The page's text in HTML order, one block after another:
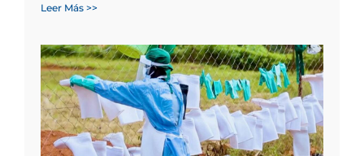
Leer Más >>